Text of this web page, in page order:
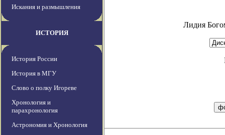
Искания и размышления
ИСТОРИЯ
История России
История в МГУ
Слово о полку Игореве
Хронология и
парахронология
Астрономия и Хронология
Лидия